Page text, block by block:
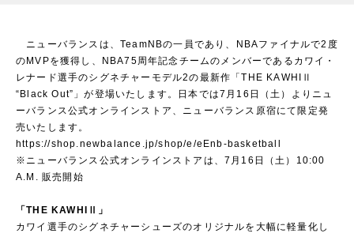
ニューバランスは、TeamNBの一員であり、NBAファイナルで2度
のMVPを獲得し、NBA75周年記念チームのメンバーであるカワイ・
レナード選手のシグネチャーモデル2の最新作「THE KAWHIⅡ
“Black Out”」が登場いたします。日本では7月16日（土）よりニュ
ーバランス公式オンラインストア、ニューバランス原宿にて限定発
売いたします。
https://shop.newbalance.jp/shop/e/eEnb-basketball
※ニューバランス公式オンラインストアは、7月16日（土）10:00
A.M. 販売開始
「THE KAWHIⅡ」
カワイ選手のシグネチャーシューズのオリジナルを大幅に軽量化し